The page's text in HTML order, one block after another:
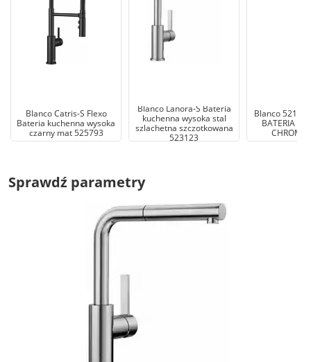
Blanco Catris-S Flexo
Bateria kuchenna wysoka
czarny mat 525793
Blanco Lanora-S Bateria
kuchenna wysoka stal
szlachetna szczotkowana
523123
Blanco
BATERIA
CHROM
Sprawdź parametry